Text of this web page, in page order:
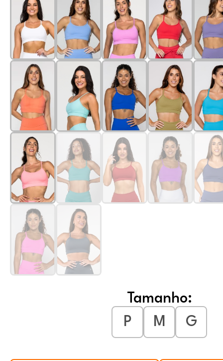
Tamanho:
P
M G